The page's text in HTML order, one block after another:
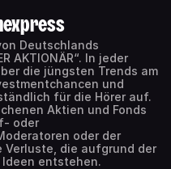
Deutschlands
AKTIONÄR“. In jeder
die jüngsten Trends am
und
für die Hörer auf.
Aktien und Fonds
oder
oder der
die aufgrund der
Ideen entstehen.